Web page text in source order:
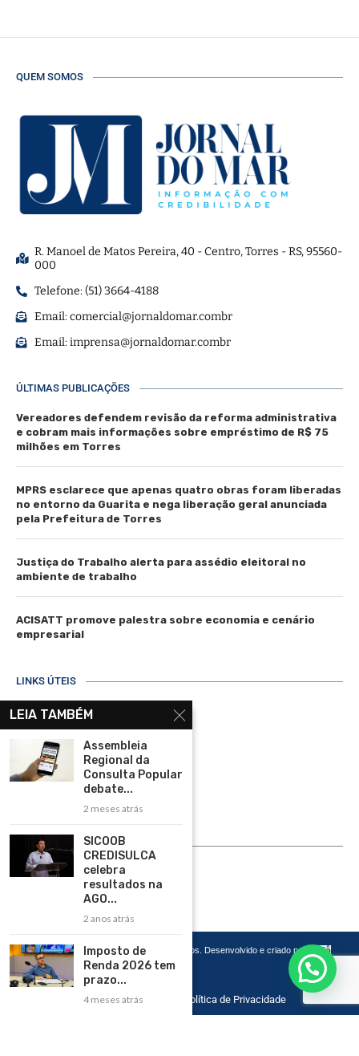
QUEM SOMOS
R. Manoel de Matos Pereira, 40 - Centro, Torres - RS, 95560-
000
Telefone: (51) 3664-4188
Email:comercial@jornaldomar.combr
Email:imprensa@jornaldomar.combr
ÚLTIMAS PUBLICAÇÕES
Vereadores defendem revisão da reforma administrativa
e cobram mais informações sobre empréstimo de R$ 75
milhões em Torres
MPRS esclarece que apenas quatro obras foram liberadas
no entorno da Guarita e nega liberação geral anunciada
pela Prefeitura de Torres
Justiça do Trabalho alerta para assédio eleitoral no
ambiente de trabalho
ACISATT promove palestra sobre economia e cenário
empresarial
LINKS ÚTEIS
Home
Assinar
Contato
Política de Privacidade
Rádio Maristela - Ao Vivo
ASSINE
Copyright 2026 – Todos os Direitos Reservados. Desenvolvido e criado por
Cadô
Agência de Marketing
Home Contato Política de Privacidade
LEIA TAMBÉM
Assembleia
Regional da
Consulta Popular
debate...
2 meses atrás
SICOOB
CREDISULCA
celebra
resultados na
AGO...
2 anos atrás
Imposto de
Renda 2026 tem
prazo...
4 meses atrás